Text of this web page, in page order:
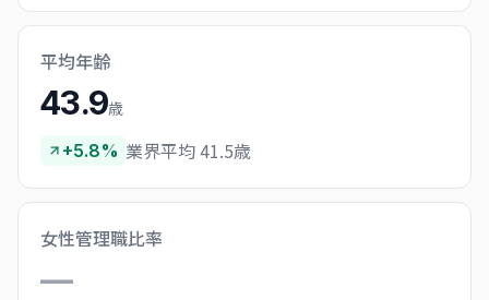
平均年齢
43.9歳
+5.8% 業界平均 41.5歳
女性管理職比率
—